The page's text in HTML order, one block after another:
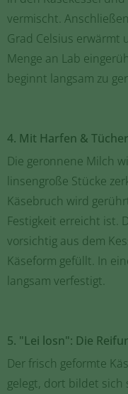
vermischt.
Grad Celsius erwärmt
Menge an Lab
beginnt langsam zu
4. Mit Harfen &
Die geronnene Milch
linsengroße Stücke
Käsebruch wird
Festigkeit erreicht ist.
vorsichtig aus dem
Käseform gefüllt. In
langsam verfestigt.
5. "Lei losn": Die
Der frisch geformte
gelegt, dort bildet